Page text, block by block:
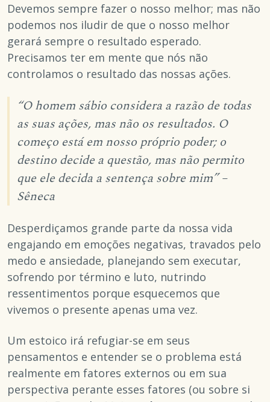
Devemos sempre fazer o nosso melhor; mas não
podemos nos iludir de que o nosso melhor
gerará sempre o resultado esperado.
Precisamos ter em mente que nós não
controlamos o resultado das nossas ações.
“O homem sábio considera a razão de todas
as suas ações, mas não os resultados. O
começo está em nosso próprio poder; o
destino decide a questão, mas não permito
que ele decida a sentença sobre mim” –
Sêneca
Desperdiçamos grande parte da nossa vida
engajando em emoções negativas, travados pelo
medo e ansiedade, planejando sem executar,
sofrendo por término e luto, nutrindo
ressentimentos porque esquecemos que
vivemos o presente apenas uma vez.
Um estoico irá refugiar-se em seus
pensamentos e entender se o problema está
realmente em fatores externos ou em sua
perspectiva perante esses fatores (ou sobre si